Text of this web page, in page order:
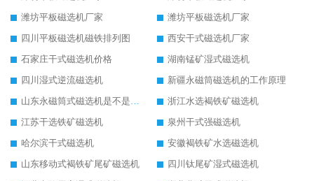
潍坊平板磁选机厂家
潍坊平板磁选机厂家
四川平板磁选机磁铁排列图
西安干式磁选机厂家
石家庄干式磁选机价格
湖南锰矿湿式磁选机
四川湿式逆流磁选机
新疆永磁筒磁选机的工作原理
山东永磁筒式磁选机是不是强磁
浙江水选褐铁矿磁选机
江苏干选铁矿磁选机
泉州干式强磁选机
哈尔滨干式磁选机
安徽褐铁矿水选磁选机
山东移动式褐铁矿尾矿磁选机
四川钛尾矿湿式磁选机